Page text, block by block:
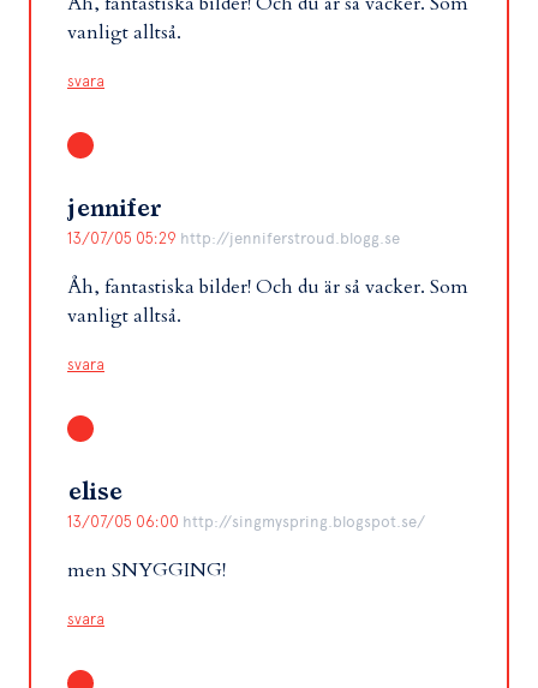
vanligt alltså.
svara
jennifer
13/07/05 05:29 http://jenniferstroud.blogg.se
Åh, fantastiska bilder! Och du är så vacker. Som
vanligt alltså.
svara
elise
13/07/05 06:00 http://singmyspring.blogspot.se/
men SNYGGING!
svara